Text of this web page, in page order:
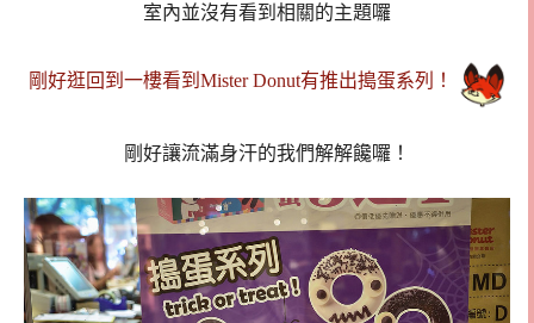
室內並沒有看到相關的主題囉
剛好逛回到一樓看到Mister Donut有推出搗蛋系列！
剛好讓流滿身汗的我們解解饞囉！